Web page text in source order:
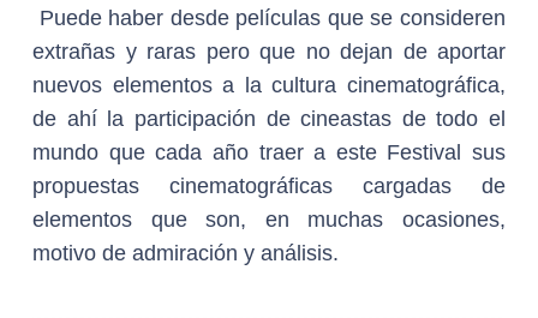
Puede haber desde películas que se consideren
extrañas y raras pero que no dejan de aportar
nuevos elementos a la cultura cinematográfica,
de ahí la participación de cineastas de todo el
mundo que cada año traer a este Festival sus
propuestas cinematográficas cargadas de
elementos que son, en muchas ocasiones,
motivo de admiración y análisis.